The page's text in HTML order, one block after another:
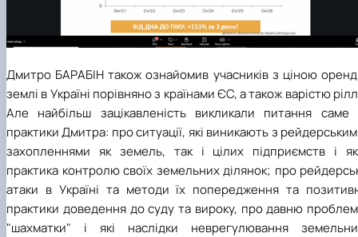
Дмитро БАРАБІН також ознайомив учасників з ціною
землі в Україні порівняно з країнами ЄС, а також варістю
Але найбільш зацікавленість викликали питання саме
практики Дмитра: про ситуації, які виникають з
захопленнями як земель, так і цілих підприємств і
практика контролю своїх земельних ділянок; про
атаки в Україні та методи їх попередження та
практики доведення до суду та вироку, про давню
"шахматки" і які наслідки неврегулювання